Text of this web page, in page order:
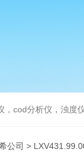
，cod分析仪，浊度
公司 >